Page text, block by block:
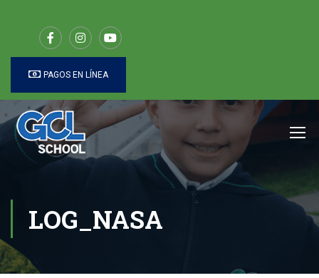
PAGOS EN LÍNEA
LOG_NASA